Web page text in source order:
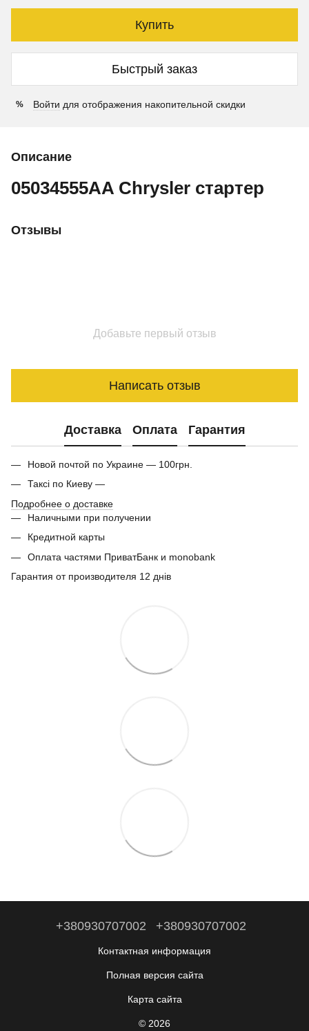
Купить
Быстрый заказ
% Войти для отображения накопительной скидки
Описание
05034555AA Chrysler стартер
Отзывы
Добавьте первый отзыв
Написать отзыв
Доставка Оплата Гарантия
Новой почтой по Украине — 100грн.
Таксі по Киеву —
Подробнее о доставке
Наличными при получении
Кредитной карты
Оплата частями ПриватБанк и monobank
Гарантия от производителя 12 днів
+380930707002 +380930707002
Контактная информация
Полная версия сайта
Карта сайта
© 2026